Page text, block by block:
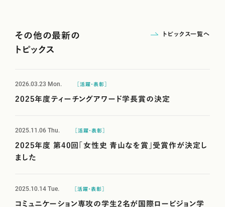
その他の最新の
トピックス
トピックス一覧へ
2026.03.23 Mon. ［活躍・表彰］
2025年度ティーチングアワード学長賞の決定
2025.11.06Thu. ［活躍・表彰］
2025年度 第40回「女性史 青山なを賞」受賞作が決定し
ました
2025.10.14Tue. ［活躍・表彰］
コミュニケーション専攻の学生2名が国際ロービジョン学